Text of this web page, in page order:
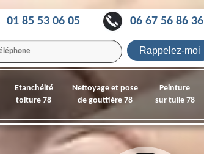
01 85 53 06 05 06 67 56 86 36
Etanchéité
toiture 78
Nettoyage et pose
de gouttière 78
Peinture
sur tuile 78